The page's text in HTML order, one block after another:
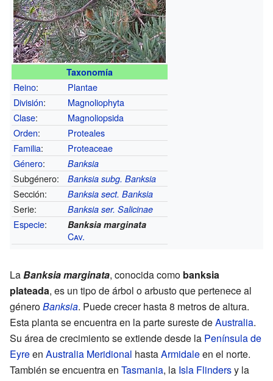
Taxonomía
Reino:
Plantae
División:
Magnoliophyta
Clase:
Magnoliopsida
Orden:
Proteales
Familia:
Proteaceae
Género: Banksia
Subgénero: Banksia subg. Banksia
Sección: Banksia sect. Banksia
Serie: Banksia ser. Salicinae
Especie: Banksia marginata
Cav.
LaBanksia marginata, conocida como banksia
plateada, es un tipo de árbol o arbusto que pertenece al
géneroBanksia. Puede crecer hasta 8 metros de altura.
Esta planta se encuentra en la parte sureste deAustralia.
Su área de crecimiento se extiende desde la Península de
Eyreen Australia Meridional hastaArmidaleen el norte.
También se encuentra en Tasmania, la Isla Flindersy la